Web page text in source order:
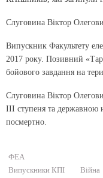
Слуговина Віктор
Випускник Факультету
2017 року. Позивний
бойового завдання на
Слуговина Віктор
ІІІ ступеня та державною
посмертно.
ФЕА
Випускники КПІ
Війна